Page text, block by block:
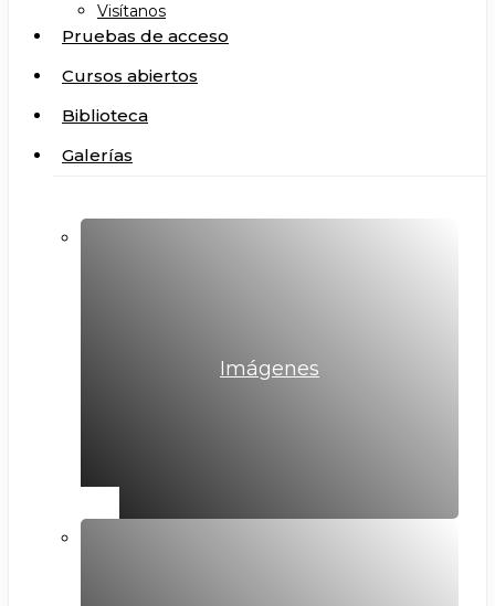
Visítanos
Pruebas de acceso
Cursos abiertos
Biblioteca
Galerías
Imágenes